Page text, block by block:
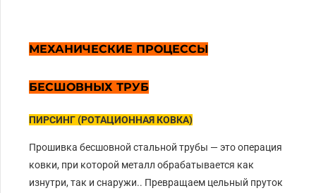
МЕХАНИЧЕСКИЕ ПРОЦЕССЫ
БЕСШОВНЫХ ТРУБ
ПИРСИНГ (РОТАЦИОННАЯ КОВКА)
Прошивка бесшовной стальной трубы — это операция
ковки, при которой металл обрабатывается как
изнутри, так и снаружи.. Превращаем цельный пруток